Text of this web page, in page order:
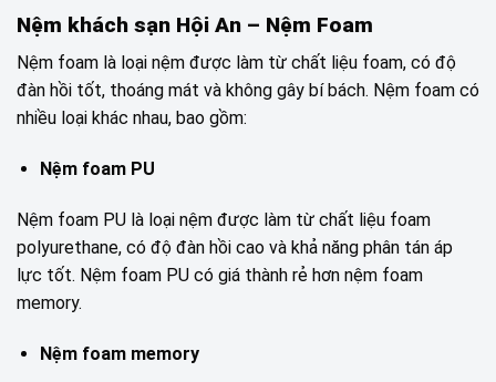
Nệm khách sạn Hội An – Nệm Foam
Nệm foam là loại nệm được làm từ chất liệu foam, có độ
đàn hồi tốt, thoáng mát và không gây bí bách. Nệm foam có
nhiều loại khác nhau, bao gồm:
Nệm foam PU
Nệm foam PU là loại nệm được làm từ chất liệu foam
polyurethane, có độ đàn hồi cao và khả năng phân tán áp
lực tốt. Nệm foam PU có giá thành rẻ hơn nệm foam
memory.
Nệm foam memory